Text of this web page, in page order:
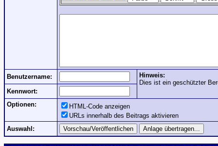
Benutzername:
Hinweis:
Dies ist ein geschützter
Kennwort:
Optionen:
HTML-Code anzeigen
URLs innerhalb des Beitrags aktivieren
Auswahl: